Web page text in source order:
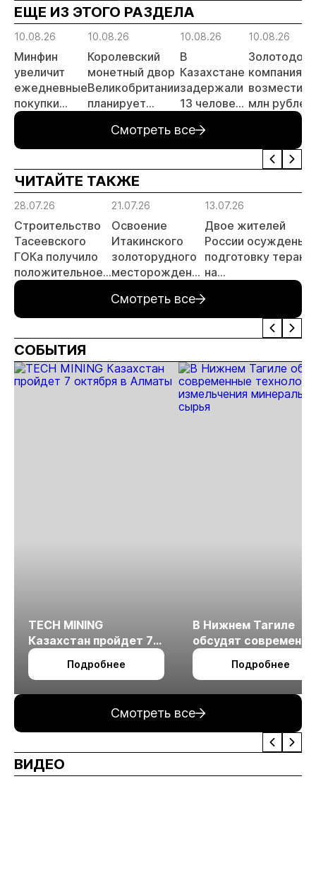
ЕЩЕ ИЗ ЭТОГО РАЗДЕЛА
10.08.26
Минфин
увеличит
ежедневные
покупки
валюты и
6,5 млрд
рублей
10.08.26
Королевский
монетный двор
Великобритании
планирует
мощности по
переработке
электронных
отходов
10.08.26
В
Казахстане
задержали
13 человек
незаконную
добычу
золота
10.08.26
компания
млн
за
крае
Смотреть все
ЧИТАЙТЕ ТАКЖЕ
28.07.26
Строительство
Тасеевского
ГОКа получило
положительное
заключение
экологической
экспертизы
21.07.26
Освоение
Итакинского
золоторудного
месторождения
выходит на
новый этап
13.07.26
Двое жителей
России осуждены
подготовку
на
предприятии в
Забайкалье
Смотреть все
СОБЫТИЯ
TECH MINING
Казахстан пройдет 7
октября в Алматы
Подробнее
В Нижнем Тагиле
обсудят
технологии
измельчения
Подробнее
Смотреть все
ВИДЕО